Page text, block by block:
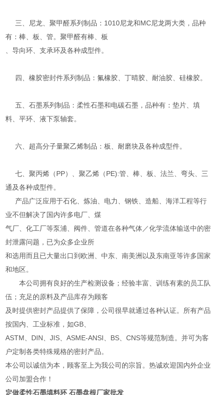
三、尼龙、聚甲醛系列制品：1010尼龙和MC尼龙两大类，品种
有：棒、板、管。聚甲醛有棒、板
、导向环、支承环及各种成型件。
四、橡胶密封件系列制品：氟橡胶、丁晴胶、耐油胶、硅橡胶。
五、石墨系列制品：柔性石墨和电碳石墨，品种有：垫片、填
料、平环、液下泵轴套。
六、超高分子量聚乙烯制品：板、耐磨块及各种成型件。
七、聚丙烯（PP）、聚乙烯（PE):管、棒、板、法兰、弯头、三
通及各种成型件。
产品广泛应用于石化、炼油、电力、钢铁、造船、海洋工程等行
业不但解决了国内许多电厂、煤
气厂、化工厂等泵浦、阀件、管道在各种气体／化学流体输送中的密
封泄露问题，已为众多企业所
和选用而且已大量出口到欧洲、中东、南美洲以及东南亚等许多国家
和地区。
本公司拥有良好的生产检测设备；经验丰富、训练有素的员工队
伍；充足的原料及产品库存为顾客
及时提供密封产品提供了保障，公司很早就通过各种认证。所有产品
按国内、工业标准，如GB、
ASTM、DIN、JIS、ASME-ANSI、BS、CNS等规范制造。并可为客
户定制各类特殊规格的密封产品。
本公司以诚信为本，顾客至上为我公司的宗旨。热诚欢迎国内外企业
公司加盟合作！
定做柔性石墨填料环 石墨盘根厂家批发